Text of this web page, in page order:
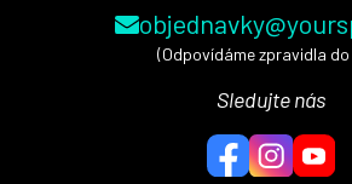
(Odpovídáme zpravidla do
Sledujte nás